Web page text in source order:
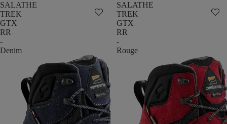
SALATHE
TREK
GTX
RR
-
Denim
SALATHE
TREK
GTX
RR
-
Rouge